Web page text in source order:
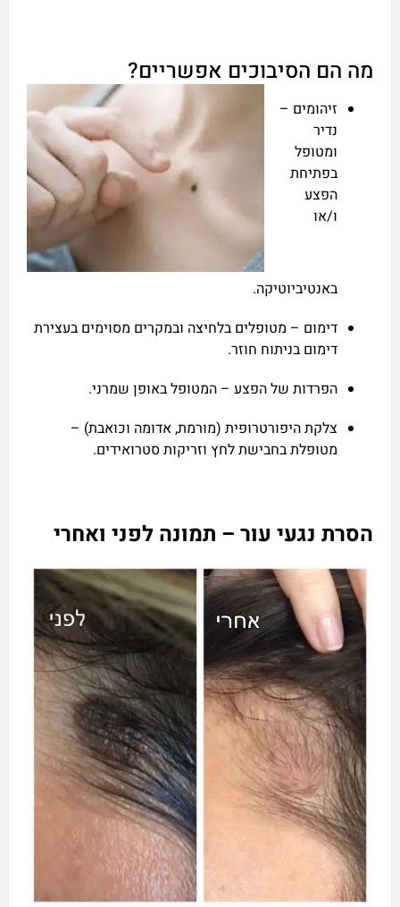
מה הם הסיבוכים אפשריים?
זיהומים –
נדיר
ומטופל
בפתיחת
הפצע
ו/או
באנטיביוטיקה.
דימום – מטופלים בלחיצה ובמקרים מסוימים בעצירת
דימום בניתוח חוזר.
הפרדות של הפצע – המטופל באופן שמרני.
צלקת היפורטרופית (מורמת, אדומה וכואבת) –
מטופלת בחבישת לחץ וזריקות סטרואידים.
הסרת נגעי עור – תמונה לפני ואחרי